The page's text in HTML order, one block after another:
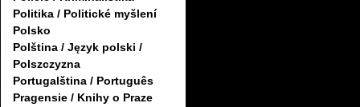
Politika / Politické myšlení
Polsko
Polština / Język polski /
Polszczyzna
Portugalština / Português
Pragensie / Knihy o Praze